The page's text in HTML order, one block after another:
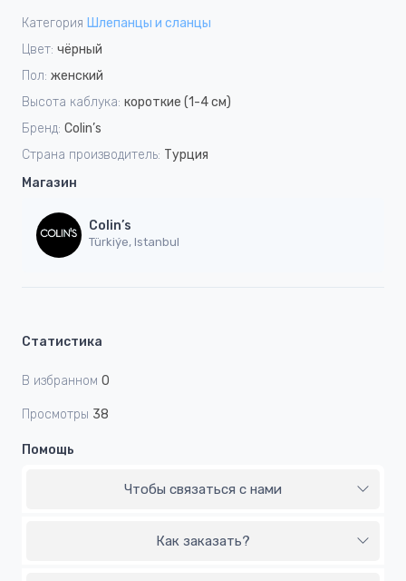
Категория Шлепанцы и сланцы
Цвет: чёрный
Пол: женский
Высота каблука: короткие (1-4 см)
Бренд: Colin’s
Страна производитель: Турция
Магазин
Colin’s
Türkiýe, Istanbul
Статистика
В избранном 0
Просмотры 38
Помощь
Чтобы связаться с нами
Как заказать?